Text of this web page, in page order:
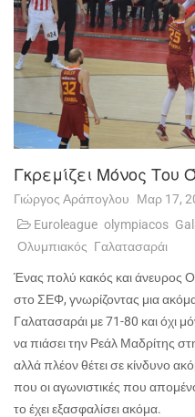
Γκρεμίζει Μόνος Του
Γιώργος Αράπογλου Μαρ 17,
Euroleague olympiacos
Ολυμπιακός Γαλατασαράι
Ένας πολύ κακός και άνευρος
στο ΣΕΦ, γνωρίζοντας μια
Γαλατασαράι με 71-80 και όχι
να πιάσει την Ρεάλ Μαδρίτης
αλλά πλέον θέτει σε κίνδυνο
που οι αγωνιστικές που
το έχει εξασφαλίσει ακόμα.